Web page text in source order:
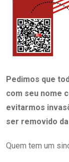
Pedimos que
com seu nome
evitarmos
ser removido
Quem tem um